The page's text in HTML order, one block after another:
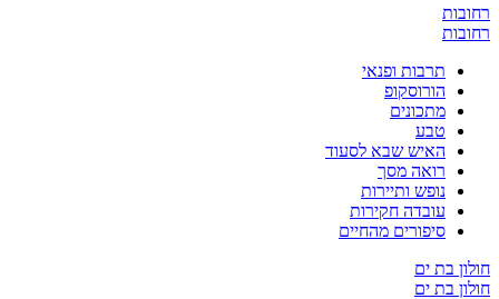
תרבות ופנאי
הורוסקופ
מתכונים
טבע
האיש שבא לסעוד
רואה מסך
נופש ותיירות
עובדה חקירות
סיפורים מהחיים
בת ים
בת ים